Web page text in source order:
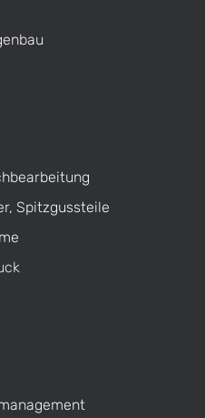
Spitzgussteile